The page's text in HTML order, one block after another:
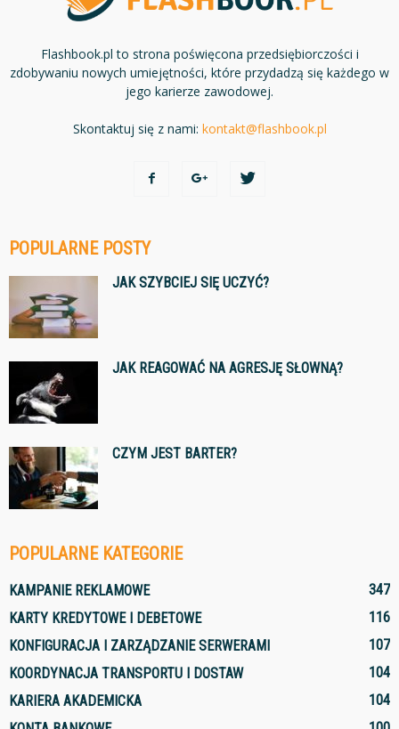
Flashbook.pl to strona poświęcona przedsiębiorczości i
zdobywaniu nowych umiejętności, które przydadzą się każdego w
jego karierze zawodowej.
Skontaktuj się z nami: kontakt@flashbook.pl
POPULARNE POSTY
JAK SZYBCIEJ SIĘ UCZYĆ?
JAK REAGOWAĆ NA AGRESJĘ SŁOWNĄ?
CZYM JEST BARTER?
POPULARNE KATEGORIE
KAMPANIE REKLAMOWE
347
KARTY KREDYTOWE I DEBETOWE
116
KONFIGURACJA I ZARZĄDZANIE SERWERAMI
107
KOORDYNACJA TRANSPORTU I DOSTAW
104
KARIERA AKADEMICKA
104